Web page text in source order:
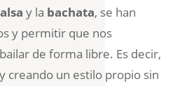
y la bachata, se han
y permitir que nos
de forma libre. Es decir,
creando un estilo propio sin